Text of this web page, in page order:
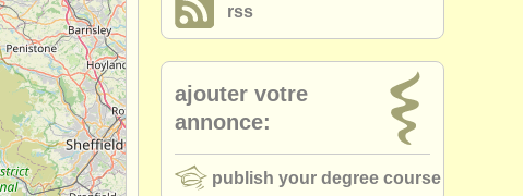
rss
ajouter votre
annonce:
publish your degree course